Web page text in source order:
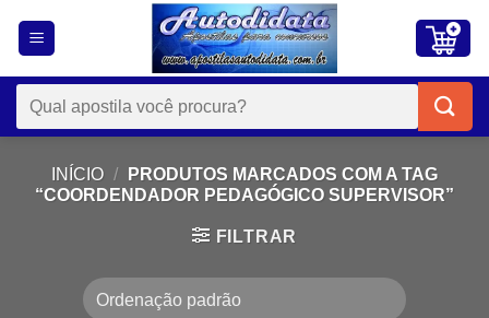
Pesquisar
por:
INÍCIO /
PRODUTOS MARCADOS COM A TAG
“COORDENDADOR PEDAGÓGICO SUPERVISOR”
FILTRAR